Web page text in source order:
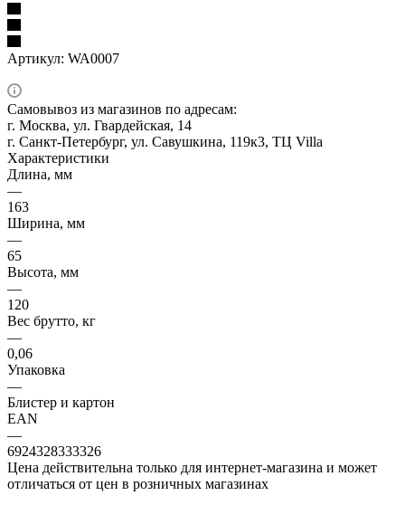
Артикул: WA0007
Самовывоз из магазинов по адресам:
г. Москва, ул. Гвардейская, 14
г. Санкт-Петербург, ул. Савушкина, 119к3, ТЦ Villa
Характеристики
Длина, мм
—
163
Ширина, мм
—
65
Высота, мм
—
120
Вес брутто, кг
—
0,06
Упаковка
—
Блистер и картон
EAN
—
6924328333326
Цена действительна только для интернет-магазина и может
отличаться от цен в розничных магазинах